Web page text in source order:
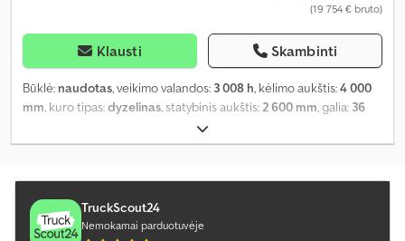
(19 754 € bruto)
Klausti Skambinti
Būklė: naudotas, veikimo valandos: 3 008 h, kėlimo aukštis:4 000
mm , kuro tipas:dyzelinas , statybinis aukštis: 2 600 mm , galia: 36
kitas
7,00-12, galinės padangos dydis:6,00-9, tuščias svoris:3 827 kg,
padangos dydis:7,00-12, vairuotojo kabina:kitas, ratų bazė:1 650
mm, darbinė masė: 3 827 kg
poslinkis,
TruckScout24
Nemokamai parduotuvėje